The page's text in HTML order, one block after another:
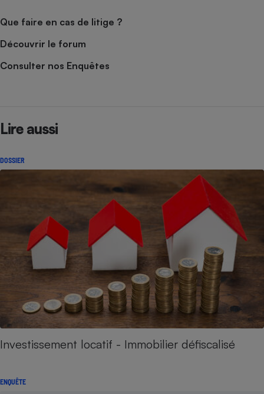
Que faire en cas de litige ?
Découvrir le forum
Consulter nos Enquêtes
Lire aussi
DOSSIER
Investissement locatif - Immobilier défiscalisé
ENQUÊTE